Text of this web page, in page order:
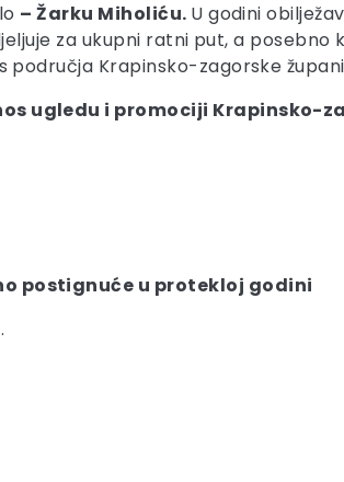
– Žarku Miholiću. U godini
za ukupni ratni put, a posebno
Krapinsko-zagorske
ugledu i promociji Krapinsko-
postignuće u protekloj godini